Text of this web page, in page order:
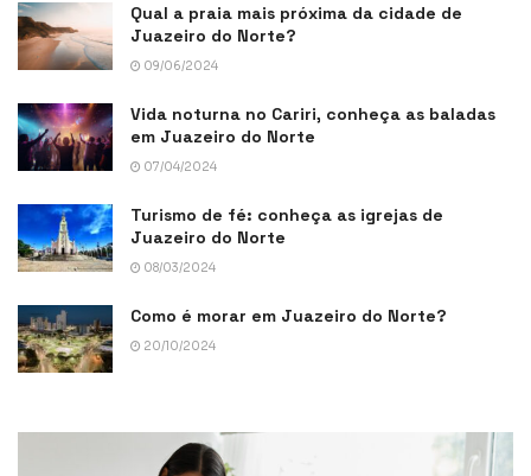
Qual a praia mais próxima da cidade de
Juazeiro do Norte?
09/06/2024
Vida noturna no Cariri, conheça as baladas
em Juazeiro do Norte
07/04/2024
Turismo de fé: conheça as igrejas de
Juazeiro do Norte
08/03/2024
Como é morar em Juazeiro do Norte?
20/10/2024